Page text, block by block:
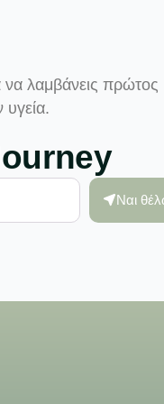
λαμβάνεις πρώτος
Ναι